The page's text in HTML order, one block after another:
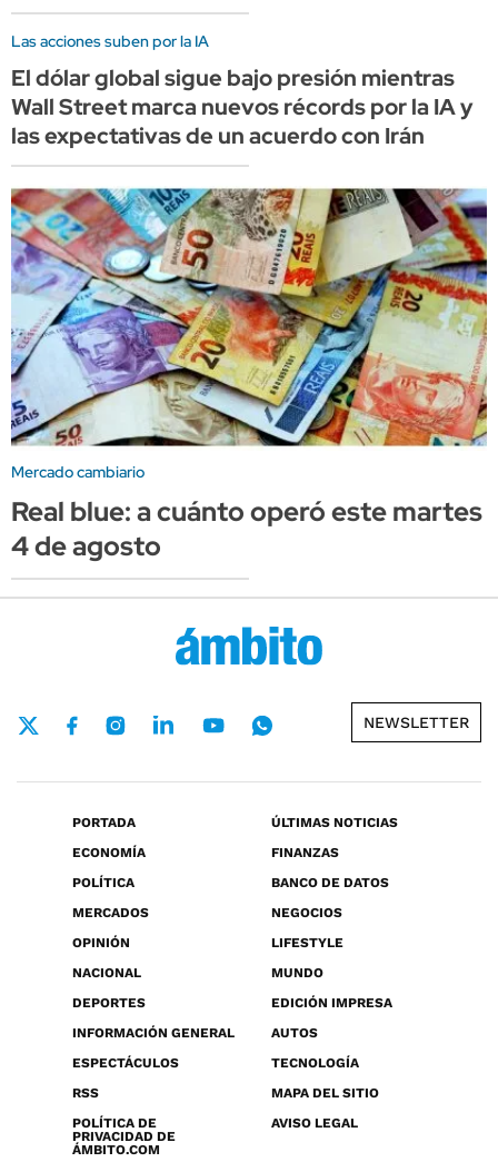
Las acciones suben por la IA
El dólar global sigue bajo presión mientras
Wall Street marca nuevos récords por la IA y
las expectativas de un acuerdo con Irán
Mercado cambiario
Real blue: a cuánto operó este martes
4 de agosto
NEWSLETTER
PORTADA
ÚLTIMAS NOTICIAS
ECONOMÍA
FINANZAS
POLÍTICA
BANCO DE DATOS
MERCADOS
NEGOCIOS
OPINIÓN
LIFESTYLE
NACIONAL
MUNDO
DEPORTES
EDICIÓN IMPRESA
INFORMACIÓN GENERAL
AUTOS
ESPECTÁCULOS
TECNOLOGÍA
RSS
MAPA DEL SITIO
POLÍTICA DE
PRIVACIDAD DE
ÁMBITO.COM
AVISO LEGAL